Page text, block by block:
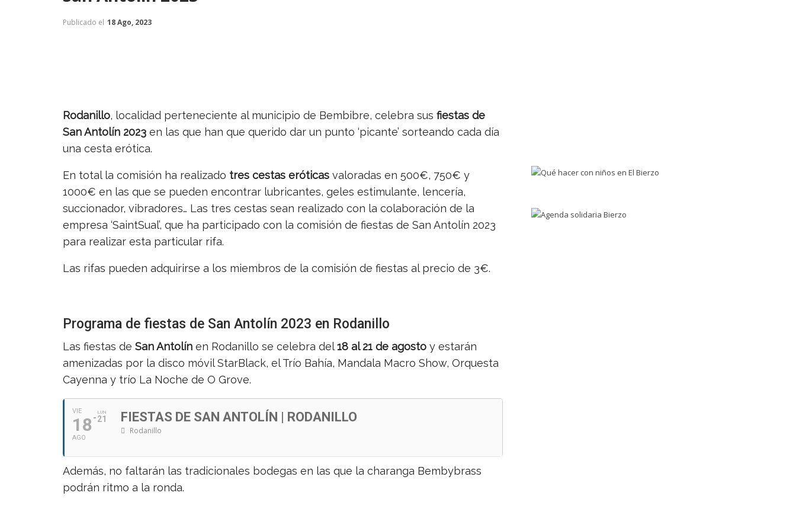
Publicado el 18 Ago, 2023
Rodanillo, localidad perteneciente al municipio de Bembibre, celebra sus fiestas de
San Antolín 2023 en las que han que querido dar un punto ‘picante’ sorteando cada día
una cesta erótica.
En total la comisión ha realizado tres cestas eróticas valoradas en 500€, 750€ y
1000€ en las que se pueden encontrar lubricantes, geles estimulante, lencería,
succionador, vibradores… Las tres cestas sean realizado con la colaboración de la
empresa ‘SaintSual’, que ha participado con la comisión de fiestas de San Antolín 2023
para realizar esta particular rifa.
Las rifas pueden adquirirse a los miembros de la comisión de fiestas al precio de 3€.
Programa de fiestas de San Antolín 2023 en Rodanillo
Las fiestas de San Antolín en Rodanillo se celebra del18 al 21 de agosto y estarán
amenizadas por la disco móvil StarBlack, el Trío Bahía, Mandala Macro Show, Orquesta
Cayenna y trío La Noche de O Grove.
VIE
18
AGO
LUN
21 FIESTAS DE SAN ANTOLÍN | RODANILLO
Rodanillo
Además, no faltarán las tradicionales bodegas en las que la charanga Bembybrass
podrán ritmo a la ronda.